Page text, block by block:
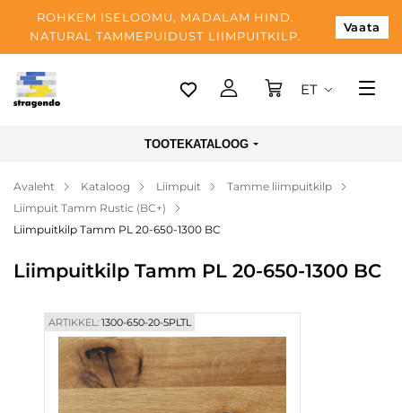
ROHKEM ISELOOMU, MADALAM HIND.
NATURAL TAMMEPUIDUST LIIMPUITKILP.
Vaata
Tallinn
Makse
Meist
ET
TOOTEKATALOOG
Avaleht Kataloog Liimpuit
Tamme liimpuitkilp
Liimpuit Tamm Rustic (BC+)
Liimpuitkilp Tamm PL 20-650-1300 BC
Liimpuitkilp Tamm PL 20-650-1300 BC
ARTIKKEL:1300-650-20-5PLTL